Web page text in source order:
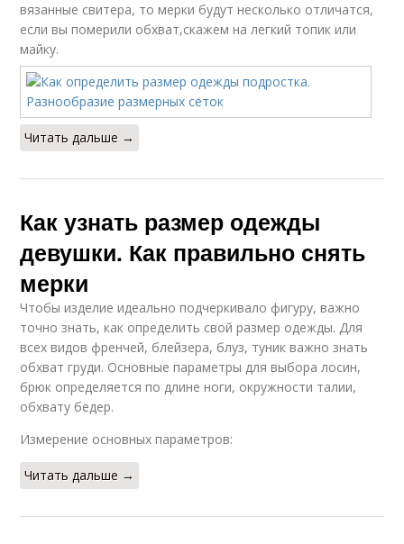
вязанные свитера, то мерки будут несколько отличатся,
если вы померили обхват,скажем на легкий топик или
майку.
Читать дальше →
Как узнать размер одежды
девушки. Как правильно снять
мерки
Чтобы изделие идеально подчеркивало фигуру, важно
точно знать, как определить свой размер одежды. Для
всех видов френчей, блейзера, блуз, туник важно знать
обхват груди. Основные параметры для выбора лосин,
брюк определяется по длине ноги, окружности талии,
обхвату бедер.
Измерение основных параметров:
Читать дальше →